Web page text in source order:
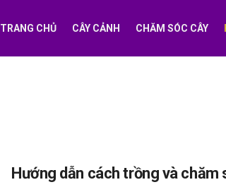
TRANG CHỦ CÂY CẢNH CHĂM SÓC CÂY
Hướng dẫn cách trồng và chăm